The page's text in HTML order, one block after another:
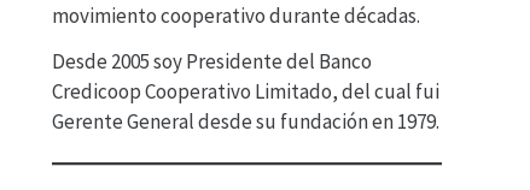
v
í
d
movimiento cooperativo durante décadas.
Desde 2005 soy Presidente del Banco
Credicoop Cooperativo Limitado, del cual fui
Gerente General desde su fundación en 1979.